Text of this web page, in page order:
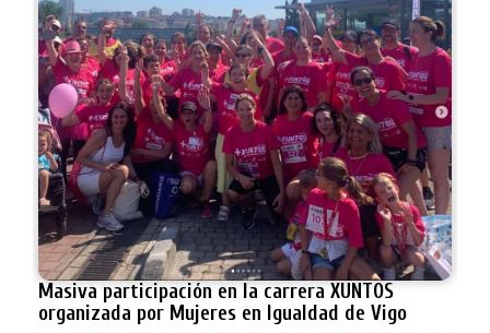
Masiva participación en la carrera XUNTOS
organizada por Mujeres en Igualdad de Vigo